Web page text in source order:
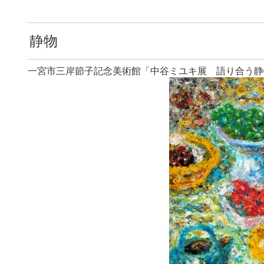
静物
一宮市三岸節子記念美術館「中谷ミユキ展 語り合う